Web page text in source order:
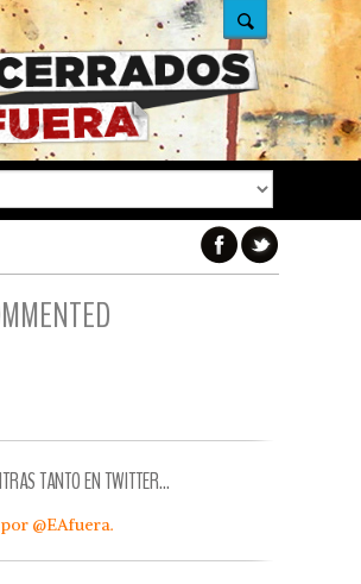
TANTO EN TWITTER…
@EAfuera.